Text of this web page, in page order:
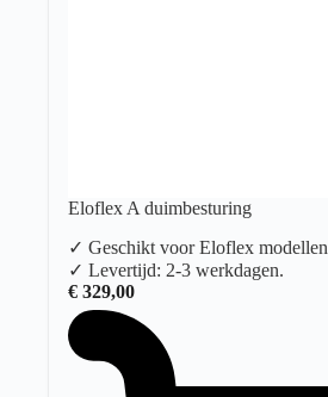
Eloflex A duimbesturing
✓ Geschikt voor Eloflex modellen
✓ Levertijd: 2-3 werkdagen.
€ 329,00